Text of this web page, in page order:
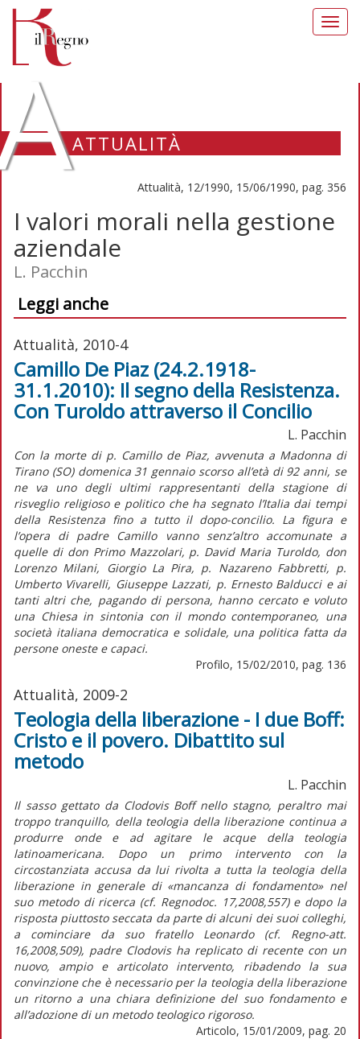
ATTUALITÀ
Attualità, 12/1990, 15/06/1990, pag. 356
I valori morali nella gestione
aziendale
L. Pacchin
Leggi anche
Attualità, 2010-4
Camillo De Piaz (24.2.1918-
31.1.2010): Il segno della Resistenza.
Con Turoldo attraverso il Concilio
L. Pacchin
Con la morte di p. Camillo de Piaz, avvenuta a Madonna di
Tirano (SO) domenica 31 gennaio scorso all’età di 92 anni, se
ne va uno degli ultimi rappresentanti della stagione di
risveglio religioso e politico che ha segnato l’Italia dai tempi
della Resistenza fino a tutto il dopo-concilio. La figura e
l’opera di padre Camillo vanno senz’altro accomunate a
quelle di don Primo Mazzolari, p. David Maria Turoldo, don
Lorenzo Milani, Giorgio La Pira, p. Nazareno Fabbretti, p.
Umberto Vivarelli, Giuseppe Lazzati, p. Ernesto Balducci e ai
tanti altri che, pagando di persona, hanno cercato e voluto
una Chiesa in sintonia con il mondo contemporaneo, una
società italiana democratica e solidale, una politica fatta da
persone oneste e capaci.
Profilo, 15/02/2010, pag. 136
Attualità, 2009-2
Teologia della liberazione - I due Boff:
Cristo e il povero. Dibattito sul
metodo
L. Pacchin
Il sasso gettato da Clodovis Boff nello stagno, peraltro mai
troppo tranquillo, della teologia della liberazione continua a
produrre onde e ad agitare le acque della teologia
latinoamericana. Dopo un primo intervento con la
circostanziata accusa da lui rivolta a tutta la teologia della
liberazione in generale di «mancanza di fondamento» nel
suo metodo di ricerca (cf. Regnodoc. 17,2008,557) e dopo la
risposta piuttosto seccata da parte di alcuni dei suoi colleghi,
a cominciare da suo fratello Leonardo (cf. Regno-att.
16,2008,509), padre Clodovis ha replicato di recente con un
nuovo, ampio e articolato intervento, ribadendo la sua
convinzione che è necessario per la teologia della liberazione
un ritorno a una chiara definizione del suo fondamento e
all’adozione di un metodo teologico rigoroso.
Articolo, 15/01/2009, pag. 20